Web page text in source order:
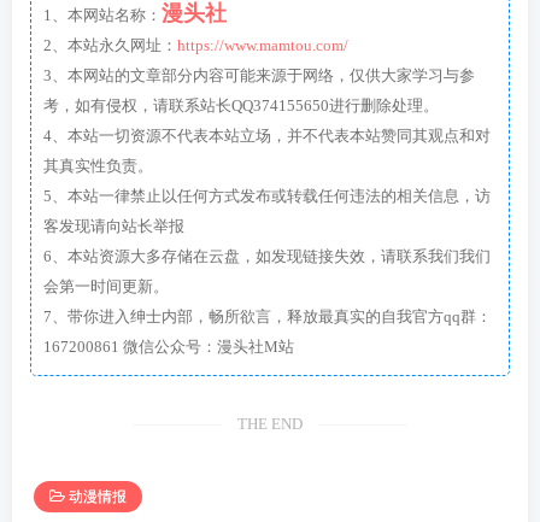
1、本网站名称： 漫头社
2、本站永久网址： https://www.mamtou.com/
3、本网站的文章部分内容可能来源于网络，仅供大家学习与参
考，如有侵权，请联系站长QQ374155650进行删除处理。
4、本站一切资源不代表本站立场，并不代表本站赞同其观点和对
其真实性负责。
5、本站一律禁止以任何方式发布或转载任何违法的相关信息，访
客发现请向站长举报
6、本站资源大多存储在云盘，如发现链接失效，请联系我们我们
会第一时间更新。
7、带你进入绅士内部，畅所欲言，释放最真实的自我官方qq群：
167200861 微信公众号：漫头社M站
THE END
动漫情报